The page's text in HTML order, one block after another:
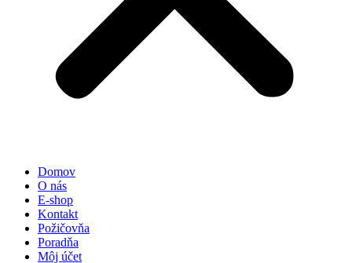
Domov
O nás
E-shop
Kontakt
Požičovňa
Poradňa
Môj účet